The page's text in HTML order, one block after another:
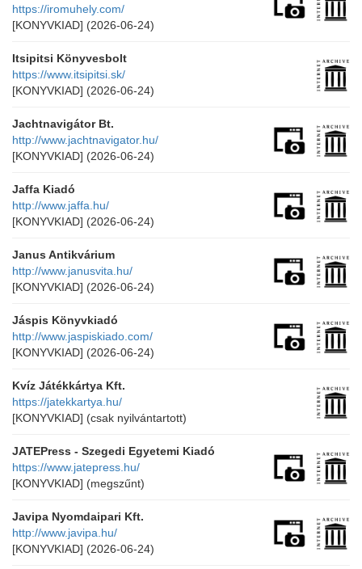
https://iromuhely.com/
[KONYVKIAD] (2026-06-24)
Itsipitsi Könyvesbolt
https://www.itsipitsi.sk/
[KONYVKIAD] (2026-06-24)
Jachtnavigátor Bt.
http://www.jachtnavigator.hu/
[KONYVKIAD] (2026-06-24)
Jaffa Kiadó
http://www.jaffa.hu/
[KONYVKIAD] (2026-06-24)
Janus Antikvárium
http://www.janusvita.hu/
[KONYVKIAD] (2026-06-24)
Jáspis Könyvkiadó
http://www.jaspiskiado.com/
[KONYVKIAD] (2026-06-24)
Kvíz Játékkártya Kft.
https://jatekkartya.hu/
[KONYVKIAD] (csak nyilvántartott)
JATEPress - Szegedi Egyetemi Kiadó
https://www.jatepress.hu/
[KONYVKIAD] (megszűnt)
Javipa Nyomdaipari Kft.
http://www.javipa.hu/
[KONYVKIAD] (2026-06-24)